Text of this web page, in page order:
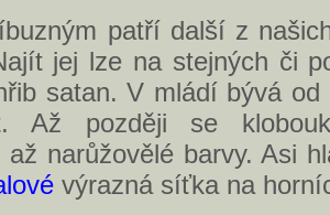
patří další z
jej lze na stejných či
satan. V mládí bývá
Až později se
až narůžovělé barvy. Asi
výrazná síťka na